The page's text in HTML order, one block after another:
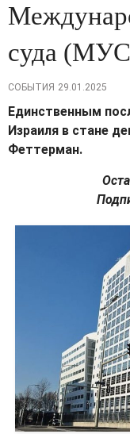
суда
СОБЫТИЯ 29.01.2025
Единственным
Израиля в стане
Феттерман.